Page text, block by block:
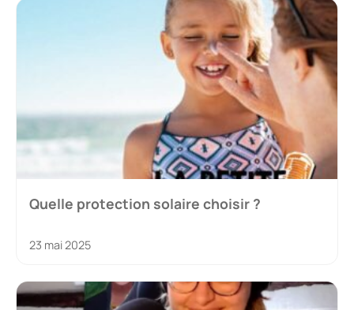
Quelle protection solaire choisir ?
23 mai 2025